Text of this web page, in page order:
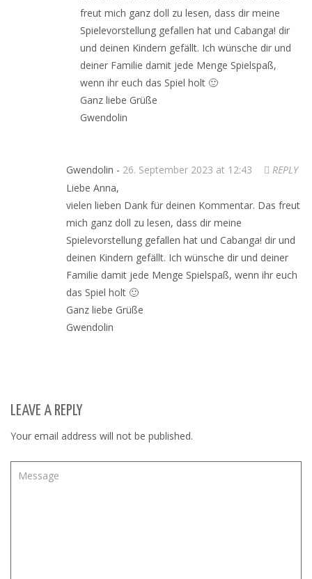
freut mich ganz doll zu lesen, dass dir meine
Spielevorstellung gefallen hat und Cabanga! dir
und deinen Kindern gefällt. Ich wünsche dir und
deiner Familie damit jede Menge Spielspaß,
wenn ihr euch das Spiel holt 🙂
Ganz liebe Grüße
Gwendolin
Gwendolin - 26. September 2023 at 12:43
REPLY
Liebe Anna,
vielen lieben Dank für deinen Kommentar. Das freut
mich ganz doll zu lesen, dass dir meine
Spielevorstellung gefallen hat und Cabanga! dir und
deinen Kindern gefällt. Ich wünsche dir und deiner
Familie damit jede Menge Spielspaß, wenn ihr euch
das Spiel holt 🙂
Ganz liebe Grüße
Gwendolin
LEAVE A REPLY
Your email address will not be published.